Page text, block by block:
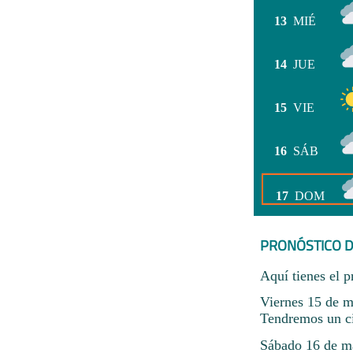
13 MIÉ
14 JUE
15 VIE
16 SÁB
17 DOM
PRONÓSTICO
Aquí tienes el
Viernes 15 de
Tendremos un
Sábado 16 de